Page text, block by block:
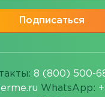
Подписаться
8 (800) 500-
WhatsApp: